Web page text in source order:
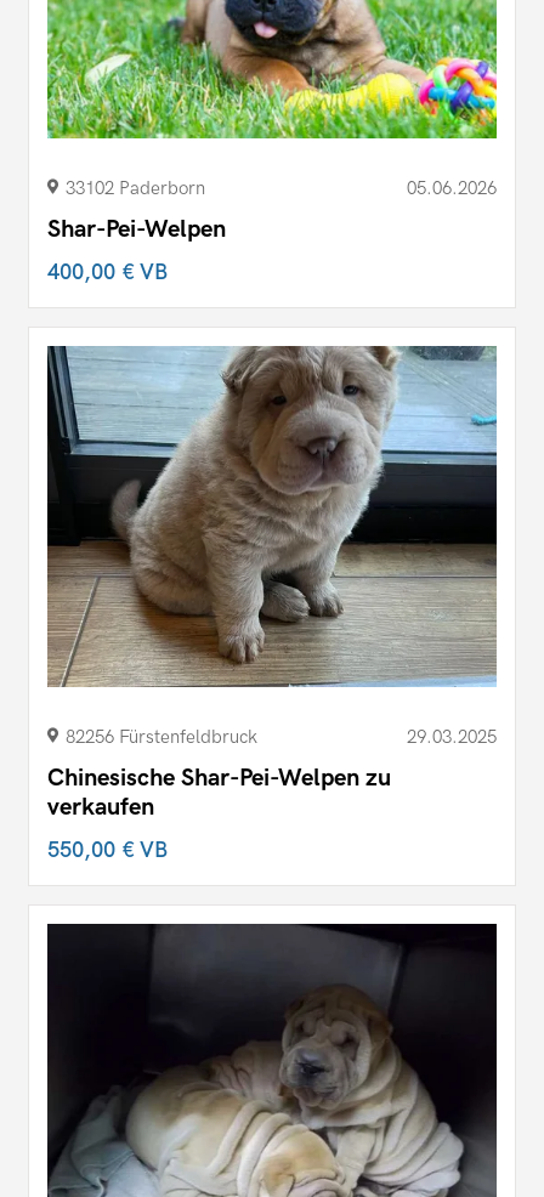
33102 Paderborn 05.06.2026
Shar-Pei-Welpen
400,00 €VB
82256 Fürstenfeldbruck 29.03.2025
Chinesische Shar-Pei-Welpen zu
verkaufen
550,00 €VB